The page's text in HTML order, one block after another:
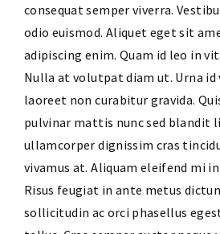
consequat semper viverra.
odio euismod. Aliquet eget sit
adipiscing enim. Quam id leo in
Nulla at volutpat diam ut. Urna
laoreet non curabitur gravida.
pulvinar mattis nunc sed blandit
ullamcorper dignissim cras
vivamus at. Aliquam eleifend mi
Risus feugiat in ante metus
sollicitudin ac orci phasellus